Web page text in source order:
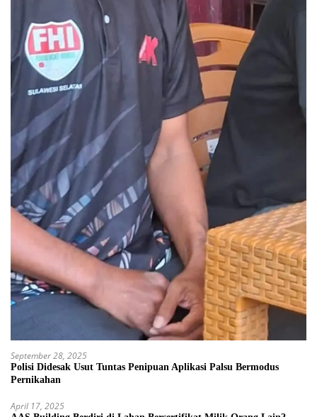
September 28, 2025
Polisi Didesak Usut Tuntas Penipuan Aplikasi Palsu Bermodus
Pernikahan
April 17, 2025